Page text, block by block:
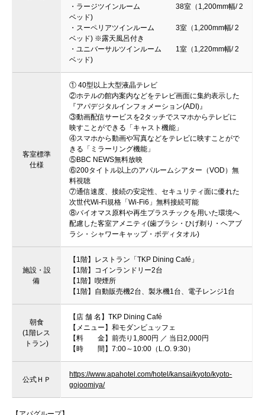
・ラージツインルーム 38室（1,200mm幅/ 2
ベッド)
・スーペリアツインルーム 3室（1,200mm幅/ 2
ベッド) ※露天風呂付き
・ユニバーサルツインルーム 1室（1,220mm幅/ 2
ベッド)
客室標準
仕様
① 40型以上大型液晶テレビ
②ホテルの館内案内などをテレビ画面に集約表示した
『アパデジタルインフォメーション(ADI)』
③動画配信サービスを2タッチでスマホからテレビに
映すことができる「キャスト機能」
④スマホから動画や写真などをテレビに映すことがで
きる「ミラーリング機能」
⑤BBC NEWS無料放映
⑥200タイトル以上のアパルームシアター（VOD）無
料視聴
⑦通信速度、接続の安定性、セキュリティ面に優れた
次世代Wi-Fi規格「Wi-Fi6」無料接続可能
⑧バイオマス原料や再生プラスチックを用いた環境へ
配慮した客室アメニティ(歯ブラシ・ひげ剃り・ヘアブ
ラシ・シャワーキャップ・ボディタオル)
施設・設
備
【1階】レストラン「TKP Dining Café」
【1階】コインランドリー2台
【1階】喫煙所
【1階】自動販売機2台、製氷機1台、電子レンジ1台
朝食
(1階レス
トラン)
【店 舗 名】TKP Dining Café
【メニュー】和モダンビュッフェ
【料 金】前売り1,800円 ／ 当日2,000円
【時 間】7:00～10:00（L.O. 9:30）
公式ＨＰ
https://www.apahotel.com/hotel/kansai/kyoto/kyoto-
gojoomiya/